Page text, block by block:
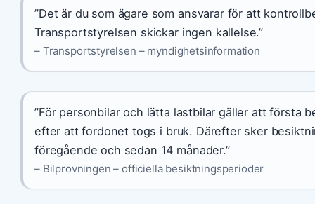
”Det är du som ägare som ansvarar för att
Transportstyrelsen skickar ingen kallelse.”
– Transportstyrelsen – myndighetsinformation
”För personbilar och lätta lastbilar gäller att första
efter att fordonet togs i bruk. Därefter sker
föregående och sedan 14 månader.”
– Bilprovningen – officiella besiktningsperioder